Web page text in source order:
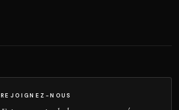
REJOIGNEZ-NOUS